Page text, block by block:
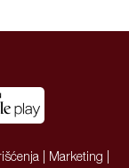
Marketing